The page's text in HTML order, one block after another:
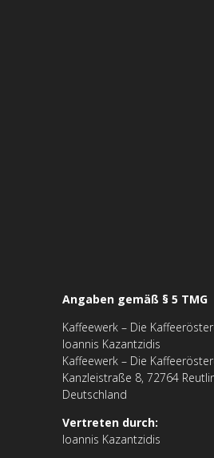
Angaben gemäß § 5 TMG
Kaffeewerk – Die
Ioannis Kazantzidis
Kaffeewerk – Die
Kanzleistraße 8, 72764
Deutschland
Vertreten durch:
Ioannis Kazantzidis